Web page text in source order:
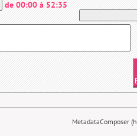
de 00:00 à 52:35
MetadataComposer